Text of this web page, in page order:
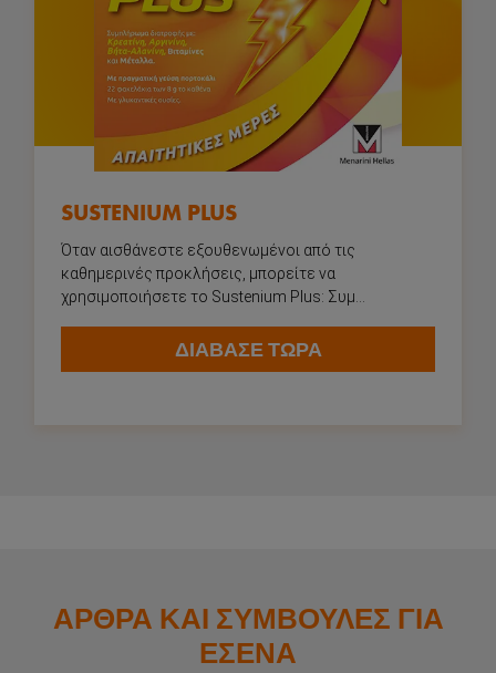
SUSTENIUM PLUS
Όταν αισθάνεστε εξουθενωμένοι από τις
καθημερινές προκλήσεις, μπορείτε να
χρησιμοποιήσετε το Sustenium Plus: Συμ...
ΔΙΑΒΑΣΕ ΤΩΡΑ
ΑΡΘΡΑ ΚΑΙ ΣΥΜΒΟΥΛΕΣ ΓΙΑ
ΕΣΕΝΑ